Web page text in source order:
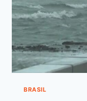
BRASIL